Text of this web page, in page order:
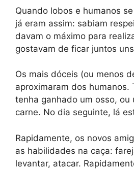
Quando lobos e humanos
já eram assim: sabiam
davam o máximo para
gostavam de ficar juntos
Os mais dóceis (ou menos
aproximaram dos humanos.
tenha ganhado um osso, ou
carne. No dia seguinte, lá
Rapidamente, os novos
as habilidades na caça:
levantar, atacar.